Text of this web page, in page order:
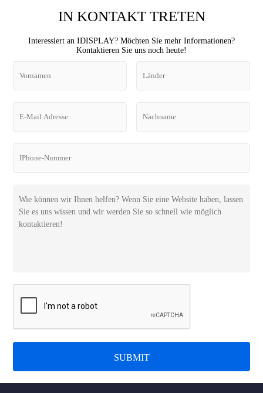
IN KONTAKT TRETEN
Interessiert an IDISPLAY? Möchten Sie mehr Informationen?
Kontaktieren Sie uns noch heute!
SUBMIT